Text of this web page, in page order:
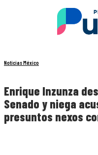
Noticias México
Enrique Inzunza
Senado y niega
presuntos nexos